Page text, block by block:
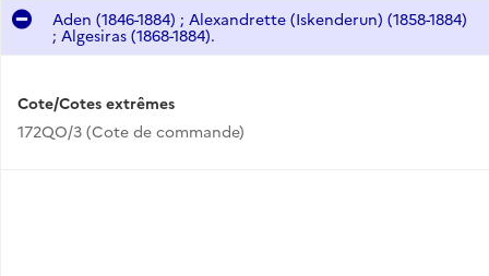
Aden (1846-1884) ; Alexandrette (Iskenderun) (1858-1884)
; Algesiras (1868-1884).
Cote/Cotes extrêmes
172QO/3 (Cote de commande)